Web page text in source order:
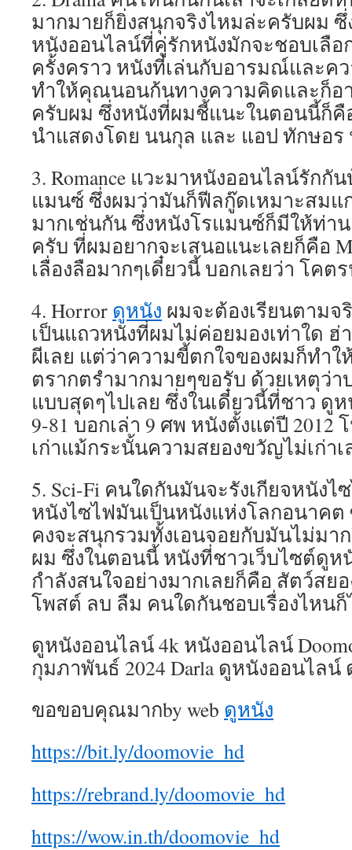
มากมายก็ยิ่งสนุกจริงไหมล่ะครับผม
หนังออนไลน์ที่คู่รักหนังมักจะชอบเลือ
ครั้งคราว หนังที่เล่นกับอารมณ์และค
ทำให้คุณนอนก้นทางความคิดและก็อ
ครับผม ซึ่งหนังที่ผมชี้แนะในตอนนี้ก็คื
นำแสดงโดย นนกุล และ แอป ทักษอร
3. Romance แวะมาหนังออนไลน์รักกั
แมนซ์ ซึ่งผมว่ามันก็ฟีลกู๊ดเหมาะสมแ
มากเช่นกัน ซึ่งหนังโรแมนซ์ก็มีให้ท่า
ครับ ที่ผมอยากจะเสนอแนะเลยก็คือ
เลื่องลือมากๆเดี๋ยวนี้ บอกเลยว่า โคต
4. Horror ดูหนัง ผมจะต้องเรียนตามจ
เป็นแถวหนังที่ผมไม่ค่อยมองเท่าใด
ผีเลย แต่ว่าความขี้ตกใจของผมก็ทำ
ตรากตรำมากมายๆขอรับ ด้วยเหตุว่า
แบบสุดๆไปเลย ซึ่งในเดี๋ยวนี้ที่ชาว ดู
9-81 บอกเล่า 9 ศพ หนังตั้งแต่ปี 2012
เก่าแม้กระนั้นความสยองขวัญไม่เก่า
5. Sci-Fi คนใดกันมันจะรังเกียจหนัง
หนังไซไฟมันเป็นหนังแห่งโลกอนาคต
คงจะสนุกรวมทั้งเอนจอยกับมันไม่มา
ผม ซึ่งในตอนนี้ หนังที่ชาวเว็บไซต์ดูห
กำลังสนใจอย่างมากเลยก็คือ สัตว์สย
โพสต์ ลบ ลืม คนใดกันชอบเรื่องไหน
ดูหนังออนไลน์ 4k หนังออนไลน์
กุมภาพันธ์ 2024 Darla ดูหนังออนไลน์
ขอขอบคุณมากby web ดูหนัง
https://bit.ly/doomovie_hd
https://rebrand.ly/doomovie_hd
https://wow.in.th/doomovie_hd